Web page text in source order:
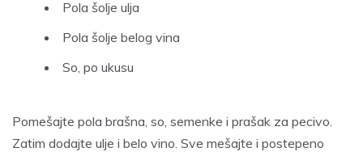
Pola šolje ulja
Pola šolje belog vina
So, po ukusu
Pomešajte pola brašna, so, semenke i prašak za pecivo.
Zatim dodajte ulje i belo vino. Sve mešajte i postepeno